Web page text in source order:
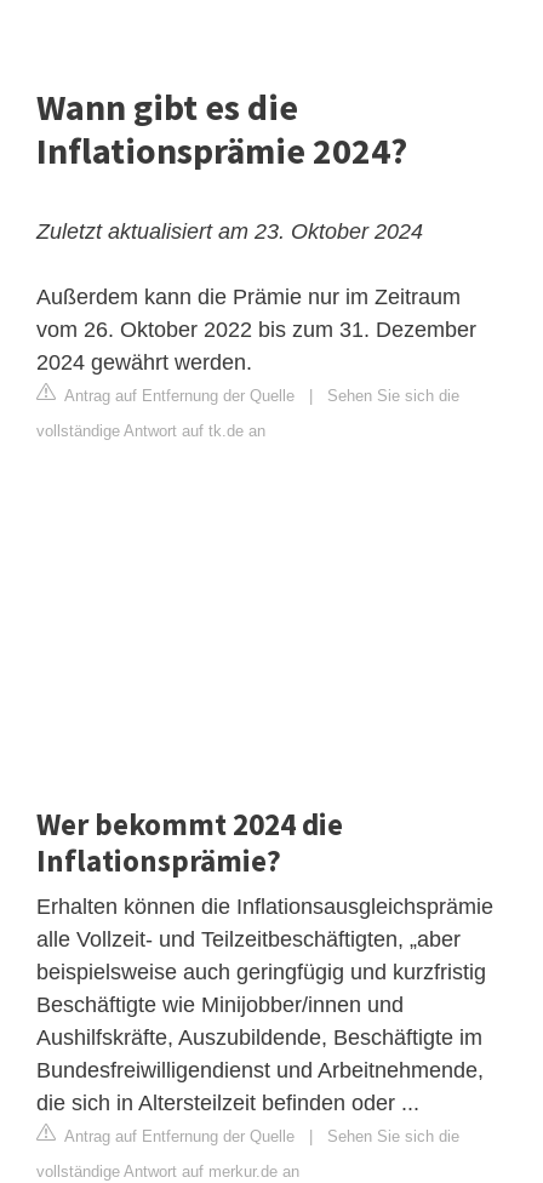
Wann gibt es die
Inflationsprämie 2024?
Zuletzt aktualisiert am 23. Oktober 2024
Außerdem kann die Prämie nur im Zeitraum
vom 26. Oktober 2022 bis zum 31. Dezember
2024 gewährt werden.
Antrag auf Entfernung der Quelle
Sehen Sie sich die
vollständige Antwort auf tk.de an
Wer bekommt 2024 die
Inflationsprämie?
Erhalten können die Inflationsausgleichsprämie
alle Vollzeit- und Teilzeitbeschäftigten, „aber
beispielsweise auch geringfügig und kurzfristig
Beschäftigte wie Minijobber/innen und
Aushilfskräfte, Auszubildende, Beschäftigte im
Bundesfreiwilligendienst und Arbeitnehmende,
die sich in Altersteilzeit befinden oder ...
Antrag auf Entfernung der Quelle
Sehen Sie sich die
vollständige Antwort auf merkur.de an